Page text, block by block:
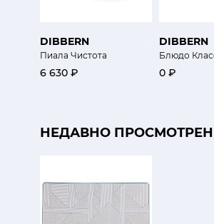
DIBBERN
Пиала Чистота
6 630 ₽
DIBBERN
Блюдо
0 ₽
НЕДАВНО